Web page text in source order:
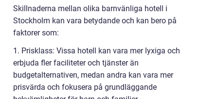
Skillnaderna mellan olika barnvänliga hotell i
Stockholm kan vara betydande och kan bero på
faktorer som:
1. Prisklass: Vissa hotell kan vara mer lyxiga och
erbjuda fler faciliteter och tjänster än
budgetalternativen, medan andra kan vara mer
prisvärda och fokusera på grundläggande